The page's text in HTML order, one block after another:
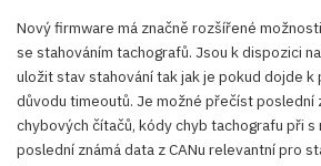
Nový firmware má značně rozšířené
se stahováním tachografů. Jsou k dispozici
uložit stav stahování tak jak je pokud dojde k
důvodu timeoutů. Je možné přečíst poslední
chybových čítačů, kódy chyb tachografu při s
poslední známá data z CANu relevantní pro